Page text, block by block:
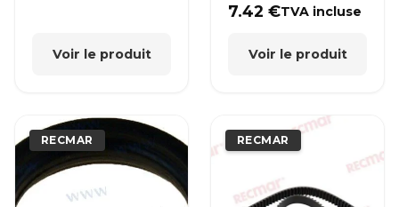
Voir le produit
7.42€TVA incluse
Voir le produit
RECMAR RECMAR